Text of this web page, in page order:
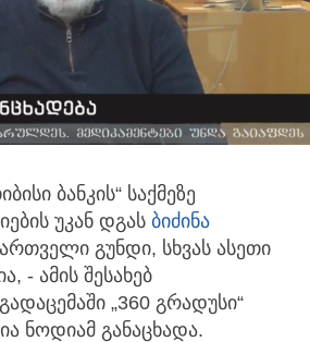
ბანკის“ საქმეზე
უკან დგას ბიძინა
გუნდი, სხვას ასეთი
- ამის შესახებ
„360 გრადუსი“
ნოდიამ განაცხადა.